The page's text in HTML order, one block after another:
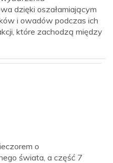
dzięki oszałamiającym
i owadów podczas ich
które zachodzą między
o
świata, a część 7